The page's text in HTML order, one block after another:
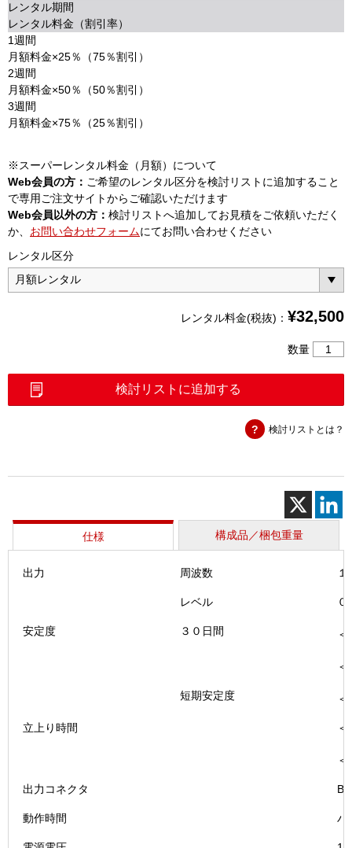
レンタル期間
レンタル料金（割引率）
1週間
月額料金×25％（75％割引）
2週間
月額料金×50％（50％割引）
3週間
月額料金×75％（25％割引）
※スーパーレンタル料金（月額）について
Web会員の方： ご希望のレンタル区分を検討リストに追加すること
で専用ご注文サイトからご確認いただけます
Web会員以外の方： 検討リストへ追加してお見積をご依頼いただく
か、 お問い合わせフォームにてお問い合わせください
レンタル区分
レンタル料金(税抜)： ¥32,500
数量
基
号
発
生
1079B)
検討リストに追加する
検討リストとは？
仕様 構成品／梱包重量
出力 周波数 １
レベル
安定度 ３０日間 ＜
＜
短期安定度 ＜
立上り時間
出力コネクタ
動作時間 バ